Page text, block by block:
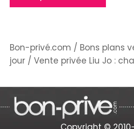
Bon-privé.com / Bons plans
jour / Vente privée Liu Jo :